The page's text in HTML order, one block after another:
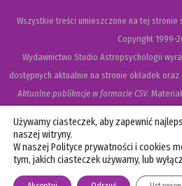
Wszystkie treści umieszczone na tej stronie
Copyright1999-
Wydawnictwo Studio Astropsychologii
dostępnych aktualnie na stronie okładek
Aktualne publikacje w formacie CSV.
materiałach promujących legalną dystrybucję
strony internetowej, równoznaczne jest z
Polityka prywatności i
Używamy ciasteczek, aby zapewnić
naszej witryny.
W naszej Polityce prywatności i cookies
tym, jakich ciasteczek używamy, lub